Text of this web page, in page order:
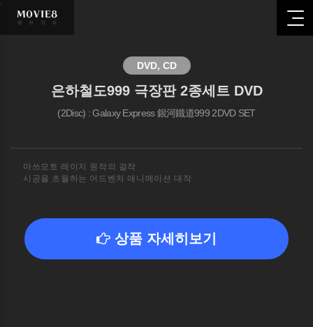
추천
DVD, CD
은하철도999 극장판 2종세트 DVD
(2Disc) : Galaxy Express 銀河鐵道999 2DVD SET
마쓰모토 레이지 원작의 걸작
시공을 초월하는 어드벤처 애니메이션 대작
상품 자세히보기